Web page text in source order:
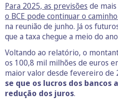
Para 2025, as previsões de
o BCE pode continuar o
na reunião de junho. Já os
que a taxa chegue a meio do
Voltando ao relatório, o
os 100,8 mil milhões de euros
maior valor desde fevereiro de
se que os lucros dos
redução dos juros.